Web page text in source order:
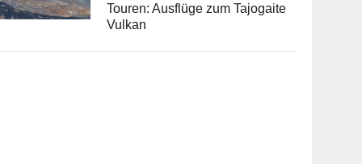
Touren: Ausflüge zum Tajogaite
Vulkan